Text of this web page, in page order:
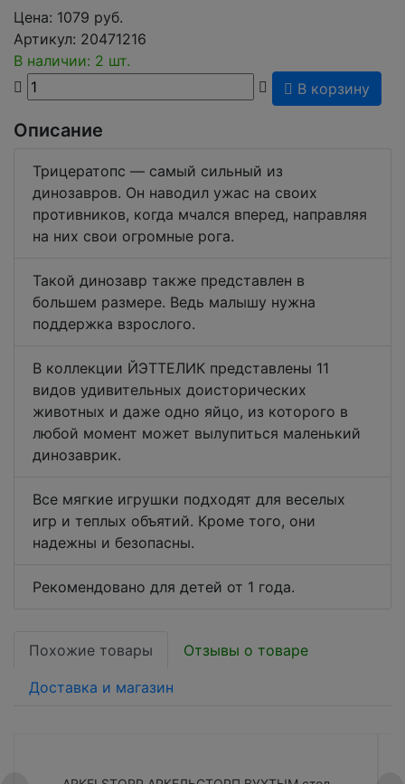
Цена: 1079 руб.
Артикул: 20471216
В наличии: 2 шт.
В корзину
Описание
Трицератопс — самый сильный из
динозавров. Он наводил ужас на своих
противников, когда мчался вперед, направляя
на них свои огромные рога.
Такой динозавр также представлен в
большем размере. Ведь малышу нужна
поддержка взрослого.
В коллекции ЙЭТТЕЛИК представлены 11
видов удивительных доисторических
животных и даже одно яйцо, из которого в
любой момент может вылупиться маленький
динозаврик.
Все мягкие игрушки подходят для веселых
игр и теплых объятий. Кроме того, они
надежны и безопасны.
Рекомендовано для детей от 1 года.
Похожие товары Отзывы о товаре
Доставка и магазин